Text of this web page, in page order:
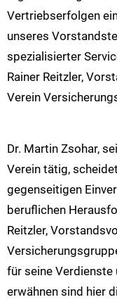
Vertriebserfolgen
unseres
spezialisierter
Rainer Reitzler,
Verein
Dr. Martin Zsohar,
Verein tätig,
gegenseitigen
beruflichen
Reitzler,
für seine Verdienste
erwähnen sind hier